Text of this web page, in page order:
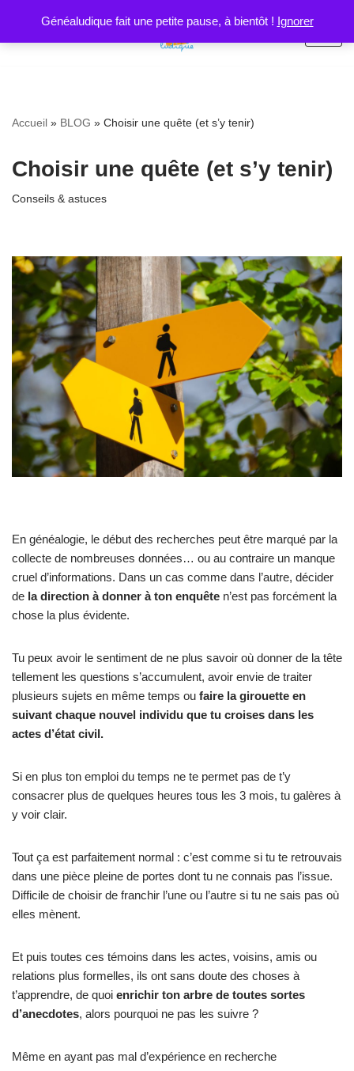
Généaludique fait une petite pause, à bientôt ! Ignorer
Aller
Accueil » BLOG » Choisir une quête (et s’y tenir)
Choisir une quête (et s’y tenir)
Conseils & astuces
En généalogie, le début des recherches peut être marqué par la
collecte de nombreuses données… ou au contraire un manque
cruel d’informations. Dans un cas comme dans l’autre, décider
de la direction à donner à ton enquête n’est pas forcément la
chose la plus évidente.
Tu peux avoir le sentiment de ne plus savoir où donner de la tête
tellement les questions s’accumulent, avoir envie de traiter
plusieurs sujets en même temps ou faire la girouette en
suivant chaque nouvel individu que tu croises dans les
actes d’état civil.
Si en plus ton emploi du temps ne te permet pas de t’y
consacrer plus de quelques heures tous les 3 mois, tu galères à
y voir clair.
Tout ça est parfaitement normal : c’est comme si tu te retrouvais
dans une pièce pleine de portes dont tu ne connais pas l’issue.
Difficile de choisir de franchir l’une ou l’autre si tu ne sais pas où
elles mènent.
Et puis toutes ces témoins dans les actes, voisins, amis ou
relations plus formelles, ils ont sans doute des choses à
t’apprendre, de quoi enrichir ton arbre de toutes sortes
d’anecdotes, alors pourquoi ne pas les suivre ?
Même en ayant pas mal d’expérience en recherche